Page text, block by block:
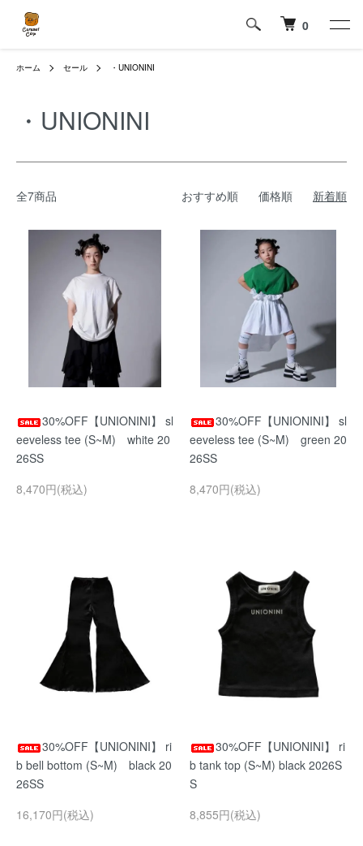
0
ホーム セール ・UNIONINI
・UNIONINI
全7商品 おすすめ順 価格順 新着順
30%OFF【UNIONINI】 sl
eeveless tee (S~M) white 20
26SS
8,470円(税込)
30%OFF【UNIONINI】 sl
eeveless tee (S~M) green 20
26SS
8,470円(税込)
30%OFF【UNIONINI】 ri
b bell bottom (S~M) black 20
26SS
16,170円(税込)
30%OFF【UNIONINI】 ri
b tank top (S~M) black 2026S
S
8,855円(税込)